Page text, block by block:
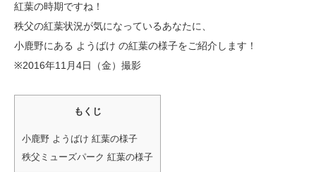
紅葉の時期ですね！
秩父の紅葉状況が気になっているあなたに、
小鹿野にある ようばけ の紅葉の様子をご紹介します！
※2016年11月4日（金）撮影
もくじ
小鹿野 ようばけ 紅葉の様子
秩父ミューズパーク 紅葉の様子